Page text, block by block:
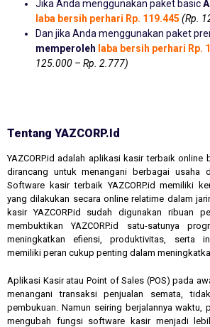
Jika Anda menggunakan paket basic
laba bersih perhari Rp. 119.445 (Rp.
Dan jika Anda menggunakan paket
memperoleh laba bersih perhari Rp.
125.000 – Rp. 2.777)
Tentang YAZCORP.id
YAZCORP.id adalah aplikasi kasir terbaik online
dirancang untuk menangani berbagai usaha
Software kasir terbaik YAZCORP.id memiliki
yang dilakukan secara online relatime dalam
kasir YAZCORP.id sudah digunakan ribuan
membuktikan YAZCORP.id satu-satunya
meningkatkan efiensi, produktivitas, serta
memiliki peran cukup penting dalam
Aplikasi Kasir atau Point of Sales (POS) pada
menangani transaksi penjualan semata,
pembukuan. Namun seiring berjalannya waktu,
mengubah fungsi software kasir menjadi